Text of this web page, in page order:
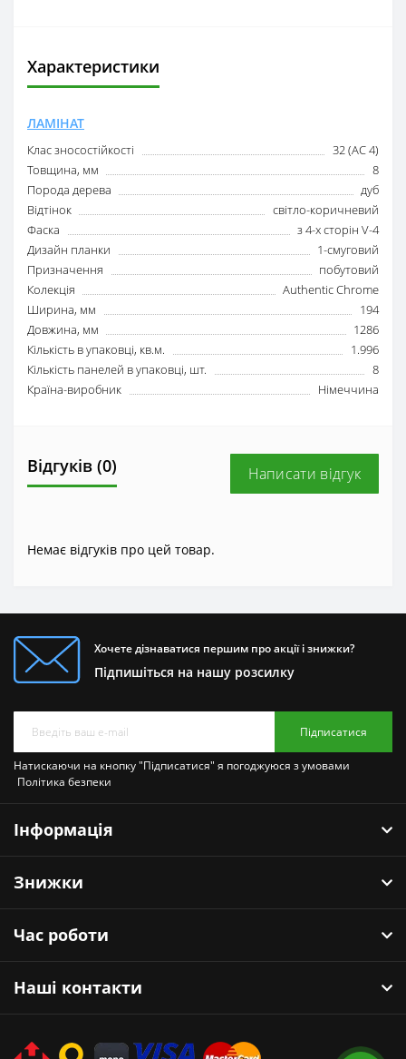
Характеристики
ЛАМІНАТ
Клас зносостійкості
32 (AC 4)
Товщина, мм
8
Порода дерева
дуб
Відтінок
світло-коричневий
Фаска
з 4-х сторін V-4
Дизайн планки
1-смуговий
Призначення
побутовий
Колекція
Authentic Chrome
Ширина, мм
194
Довжина, мм
1286
Кількість в упаковці, кв.м.
1.996
Кількість панелей в упаковці, шт.
8
Країна-виробник
Німеччина
Відгуків (0) Написати відгук
Немає відгуків про цей товар.
Хочете дізнаватися першим про акції і знижки?
Підпишіться на нашу розсилку
Підписатися
Натискаючи на кнопку "Підписатися" я погоджуюся з умовами
Політика безпеки
Інформація
Знижки
Час роботи
Наші контакти